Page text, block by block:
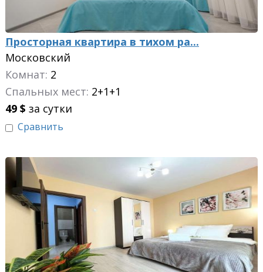
Просторная квартира в тихом ра...
Московский
Комнат: 2
Спальных мест: 2+1+1
49 $ за сутки
Сравнить